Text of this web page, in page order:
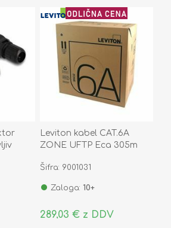
Leviton kabel CAT.6A
ZONE UFTP Eca 305m
Šifra: 9001031
Zaloga: 10+
289,03 € z DDV